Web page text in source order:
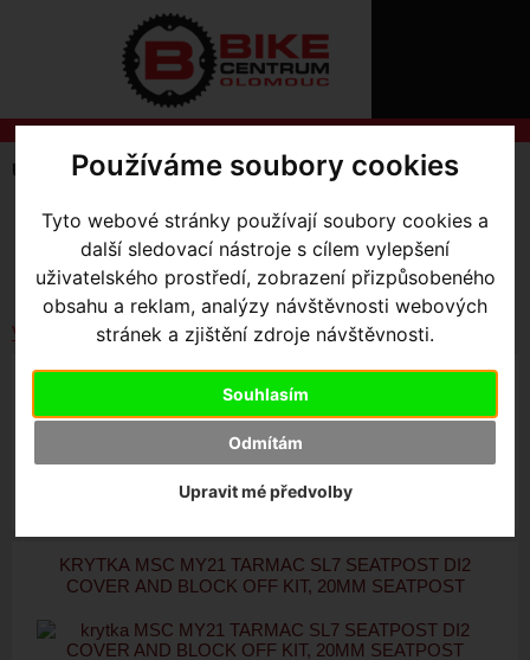
Používáme soubory cookies
Tyto webové stránky používají soubory cookies a
další sledovací nástroje s cílem vylepšení
uživatelského prostředí, zobrazení přizpůsobeného
obsahu a reklam, analýzy návštěvnosti webových
stránek a zjištění zdroje návštěvnosti.
Souhlasím
Odmítám
Upravit mé předvolby
O
REGISTRACE
ZTRATILI
Úvodní strana Komponenty Sedlovky Příslušenství
SKLADEM V OLOMOUCI
Seřadit podle:
Ceny
Názvu Data
Vybrat dle výrobce
DRŽÁK BATERIE DI2 DO SEDLOVKY VENGE A
TARMACSL7.
329,- Kč s DPH
HLÍDAT NASKLADNĚNÍ
KRYTKA MSC MY21 TARMAC SL7 SEATPOST DI2
COVER AND BLOCK OFF KIT, 20MM SEATPOST